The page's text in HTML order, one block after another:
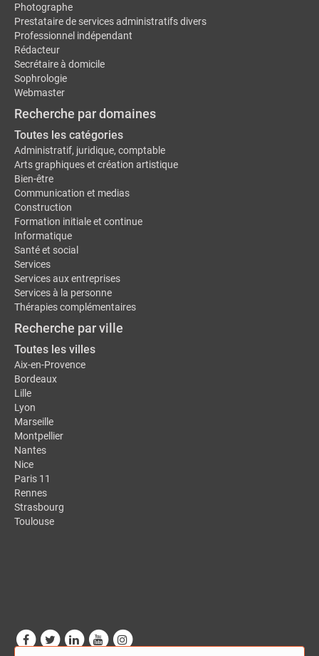
Photographe
Prestataire de services administratifs divers
Professionnel indépendant
Rédacteur
Secrétaire à domicile
Sophrologie
Webmaster
Recherche par domaines
Toutes les catégories
Administratif, juridique, comptable
Arts graphiques et création artistique
Bien-être
Communication et medias
Construction
Formation initiale et continue
Informatique
Santé et social
Services
Services aux entreprises
Services à la personne
Thérapies complémentaires
Recherche par ville
Toutes les villes
Aix-en-Provence
Bordeaux
Lille
Lyon
Marseille
Montpellier
Nantes
Nice
Paris 11
Rennes
Strasbourg
Toulouse